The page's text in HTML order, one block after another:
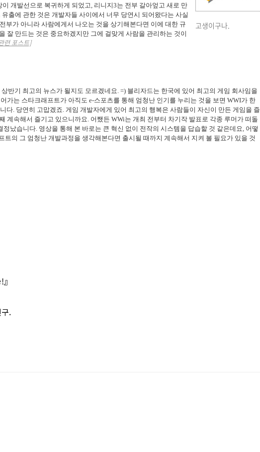
고생이구나.
개발선으로 복귀하게 되었고, 리니지3는 전부 갈아엎고 새로 만
출에 관한 것은 개발자들 사이에서 너무 당연시 되어왔다는 사실
부가 아니라 사람에게서 나오는 것을 상기해본다면 이에 대한 규
잘 만드는 것은 중요하겠지만 그에 걸맞게 사람을 관리하는 것이
련 포스트]
반기 최고의 뉴스가 될지도 모르겠네요. =) 블리자드는 한국에 있어 최고의 게임 회사임을
가는 스타크래프트가 아직도 e-스포츠를 통해 엄청난 인기를 누리는 것을 보면 WWI가 한
다. 당연히 고맙겠죠. 게임 개발자에게 있어 최고의 행복은 사람들이 자신이 만든 게임을 즐
계속해서 즐기고 있으니까요. 어쨌든 WWi는 개최 전부터 차기작 발표로 각종 루머가 떠돌
정났습니다. 영상을 통해 본 바로는 큰 혁신 없이 전작의 시스템을 답습할 것 같은데요, 어떻
트의 그 엄청난 개발과정을 생각해본다면 출시될 때까지 계속해서 지켜 볼 필요가 있을 것
.